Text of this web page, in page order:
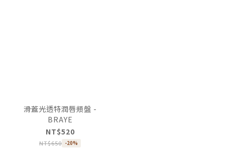
滑蓋光透特潤唇頰盤 -
BRAYE
NT$520
NT$650 -20%